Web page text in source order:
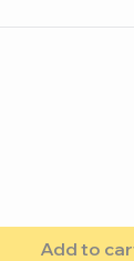
Add to